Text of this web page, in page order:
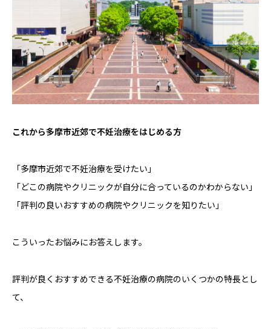
これから多摩市近郊で不妊治療をはじめる方
「多摩市近郊で不妊治療を受けたい」
「どこの病院やクリニックが自分に合っているのかわからない」
「評判の良いおすすめの病院やクリニックを知りたい」
こういったお悩みにお答えします。
評判が良くおすすめできる不妊治療の病院のいくつかの特長とし
て、